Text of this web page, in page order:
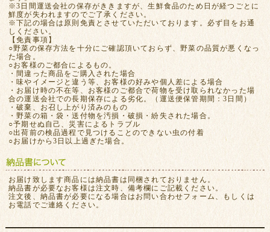
※3日間運送会社の保存がききますが、生鮮食品のため日が経つごとに
鮮度が失われますのでご了承ください。
※下記の場合は原則免責とさせていただいております。必ず目をお通
しください。
【免責事項】
○野菜の保存方法を十分にご確認頂いておらず、野菜の品質が悪くなっ
た場合。
○お客様のご都合によるもの。
・間違った商品をご購入された場合
・味やイメージと違う等、お客様の好みや個人差による場合
・お届け時の不在等、お客様のご都合で荷物を受け取られなかった場
合の運送会社での長期保存による劣化。（運送便保管期間：3日間）
・破棄、お召し上がり済みのもの
・野菜の箱・袋・送付物を汚損・破損・紛失された場合。
○予期せぬ自己、災害によるトラブル
○出荷前の検品過程で見つけることのできない虫の付着
○お届けから3日以上過ぎた場合。
お届け致します商品には納品書は同梱されておりません。
納品書が必要なお客様は注文時、備考欄にご記載ください。
注文後、納品書が必要になる場合はお問い合わせフォーム、もしくは
お電話でご連絡ください。